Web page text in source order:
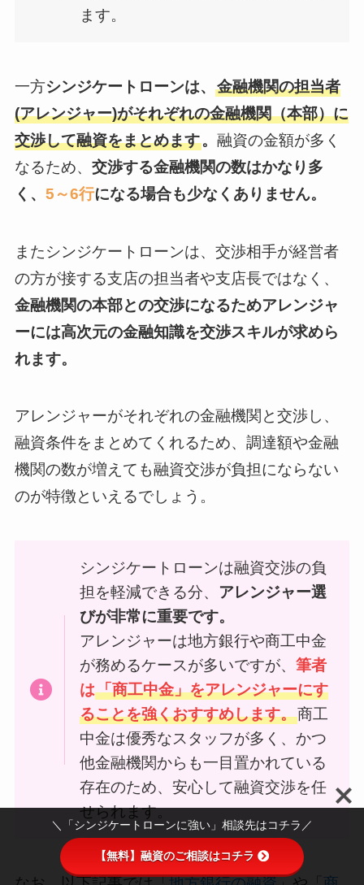
ます。
一方シンジケートローンは、 金融機関の担当者
(アレンジャー)がそれぞれの金融機関（本部）に
交渉して融資をまとめます。 融資の金額が多く
なるため、 交渉する金融機関の数はかなり多
く、 5～6行になる場合も少なくありません。
またシンジケートローンは、交渉相手が経営者
の方が接する支店の担当者や支店長ではなく、
金融機関の本部との交渉になるためアレンジャ
ーには高次元の金融知識を交渉スキルが求めら
れます。
アレンジャーがそれぞれの金融機関と交渉し、
融資条件をまとめてくれるため、調達額や金融
機関の数が増えても融資交渉が負担にならない
のが特徴といえるでしょう。
シンジケートローンは融資交渉の負
担を軽減できる分、
アレンジャー選
びが非常に重要です。
アレンジャーは地方銀行や商工中金
が務めるケースが多いですが、 筆者
は「商工中金」をアレンジャーにす
ることを強くおすすめします。商工
中金は優秀なスタッフが多く、かつ
他金融機関からも一目置かれている
存在のため、安心して融資交渉を任
せられます。
＼「シンジケートローンに強い」相談先はコチラ／
【無料】融資のご相談はコチラ